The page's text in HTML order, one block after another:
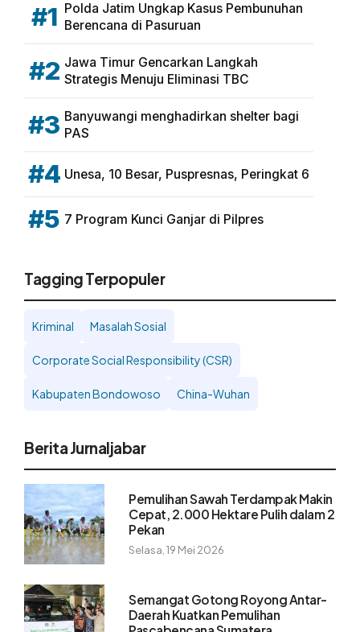
#1 Polda Jatim Ungkap Kasus Pembunuhan
Berencana di Pasuruan
#2 Jawa Timur Gencarkan Langkah
Strategis Menuju Eliminasi TBC
#3 Banyuwangi menghadirkan shelter bagi
PAS
#4 Unesa, 10 Besar, Puspresnas, Peringkat 6
#5 7 Program Kunci Ganjar di Pilpres
Tagging Terpopuler
Kriminal Masalah Sosial
Corporate Social Responsibility (CSR)
Kabupaten Bondowoso China-Wuhan
Berita Jurnaljabar
Pemulihan Sawah Terdampak Makin
Cepat, 2.000 Hektare Pulih dalam 2
Pekan
Selasa, 19 Mei 2026
Semangat Gotong Royong Antar-
Daerah Kuatkan Pemulihan